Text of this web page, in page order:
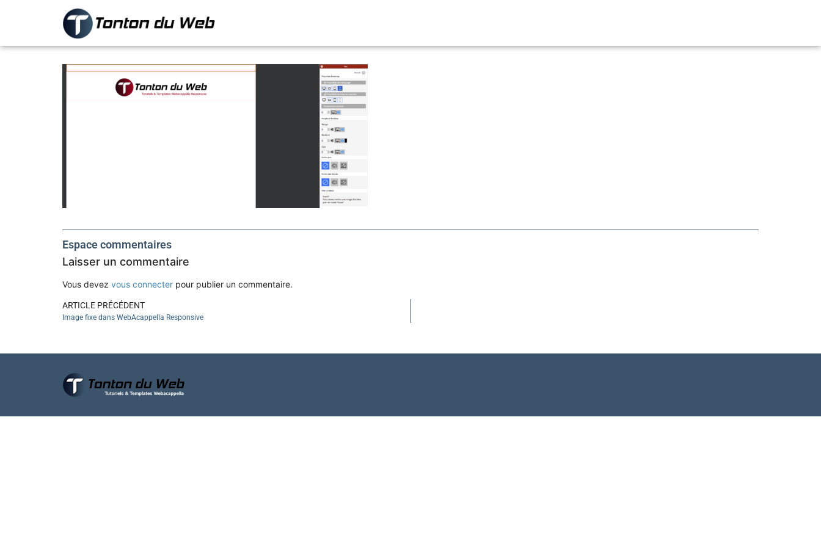
Espace commentaires
Laisser un commentaire
Vous devez vous connecter pour publier un commentaire.
ARTICLE PRÉCÉDENT
Image fixe dans WebAcappella Responsive